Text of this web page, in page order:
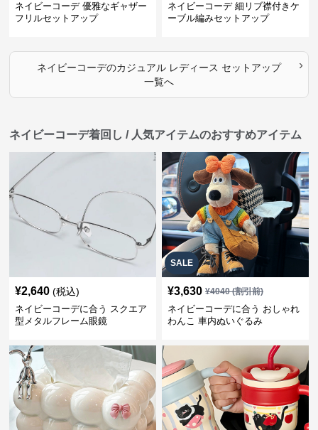
ネイビーコーデ 優雅なギャザー
フリルセットアップ
ネイビーコーデ 細リブ襟付きケ
ーブル編みセットアップ
ネイビーコーデのカジュアル レディース セットアップ
一覧へ
›
ネイビーコーデ着回し / 人気アイテムのおすすめアイテム
¥2,640 (税込)
ネイビーコーデに合う スクエア
型メタルフレーム眼鏡
SALE
¥3,630 ¥4040(割引前)
ネイビーコーデに合う おしゃれ
わんこ 車内ぬいぐるみ